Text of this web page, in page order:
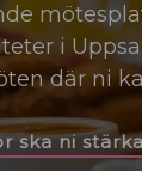
i
där ni
ska ni